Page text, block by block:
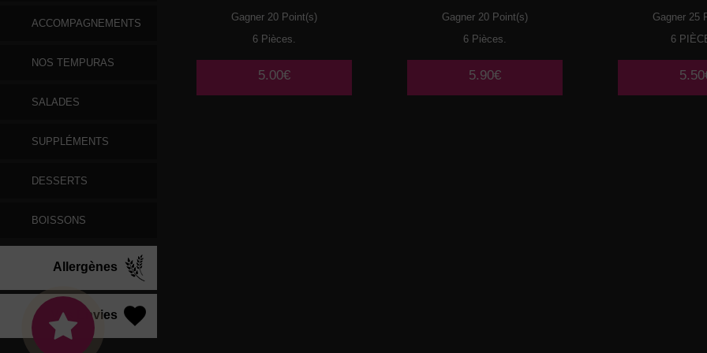
ACCOMPAGNEMENTS
NOS TEMPURAS
SALADES
SUPPLÉMENTS
DESSERTS
BOISSONS
Allergènes
Vos Envies
Gagner 20 Point(s)
6 Pièces.
5.00€
Gagner 20 Point(s)
6 Pièces.
5.90€
Gagner 25
6